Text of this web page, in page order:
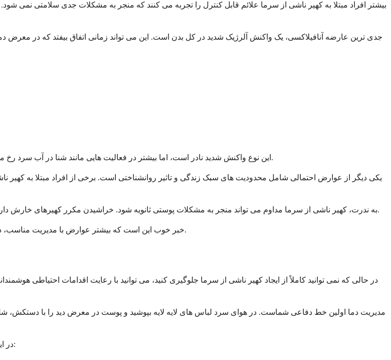
بیشتر افراد مبتلا به کهیر ناشی از سرما علائم قابل کنترل را تجربه می کنند که منجر به مشکلات جدی سلامتی نمی
جدی ترین عارضه آنافیلاکسی، یک واکنش آلرژیک شدید در کل بدن است. این می تواند زمانی اتفاق بیفتد که در معرض
این نوع واکنش شدید نادر است، اما بیشتر در فعالیت هایی مانند شنا در آب سرد رخ می دهد، جایی که نواحی وسیعی از بدن شما همزمان در معرض دمای پایین قرار می گیرند.
یکی دیگر از عوارض احتمالی شامل محدودیت های سبک زندگی و تاثیر روانشناختی است. برخی از افراد مبتلا به
به ندرت، کهیر ناشی از سرما مداوم می تواند منجر به مشکلات پوستی ثانویه شود. خراشیدن مکرر کهیرهای خارش دار ممکن است باعث عفونت پوست، زخم یا تغییر رنگدانه پوست در نواحی آسیب دیده شود.
خبر خوب این است که بیشتر عوارض با مدیریت مناسب، دارو و تنظیمات سبک زندگی که توسط پزشک شما هدایت می شود، قابل پیشگیری هستند.
در حالی که نمی توانید کاملاً از ایجاد کهیر ناشی از سرما جلوگیری کنید، می توانید با رعایت اقدامات احتیاطی
مدیریت دما اولین خط دفاعی شماست. در هوای سرد لباس های لایه لایه بپوشید و پوست در معرض دید را با دستکش،
در اینجا استراتژی های عملی برای به حداقل رساندن قرار گرفتن در معرض سرما آمده است: